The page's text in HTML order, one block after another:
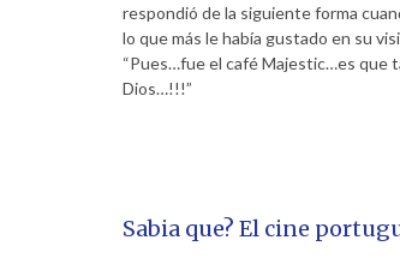
respondió de la siguiente forma
lo que más le había gustado en su
“Pues…fue el café Majestic…es que
Dios…!!!”
Sabia que? El cine